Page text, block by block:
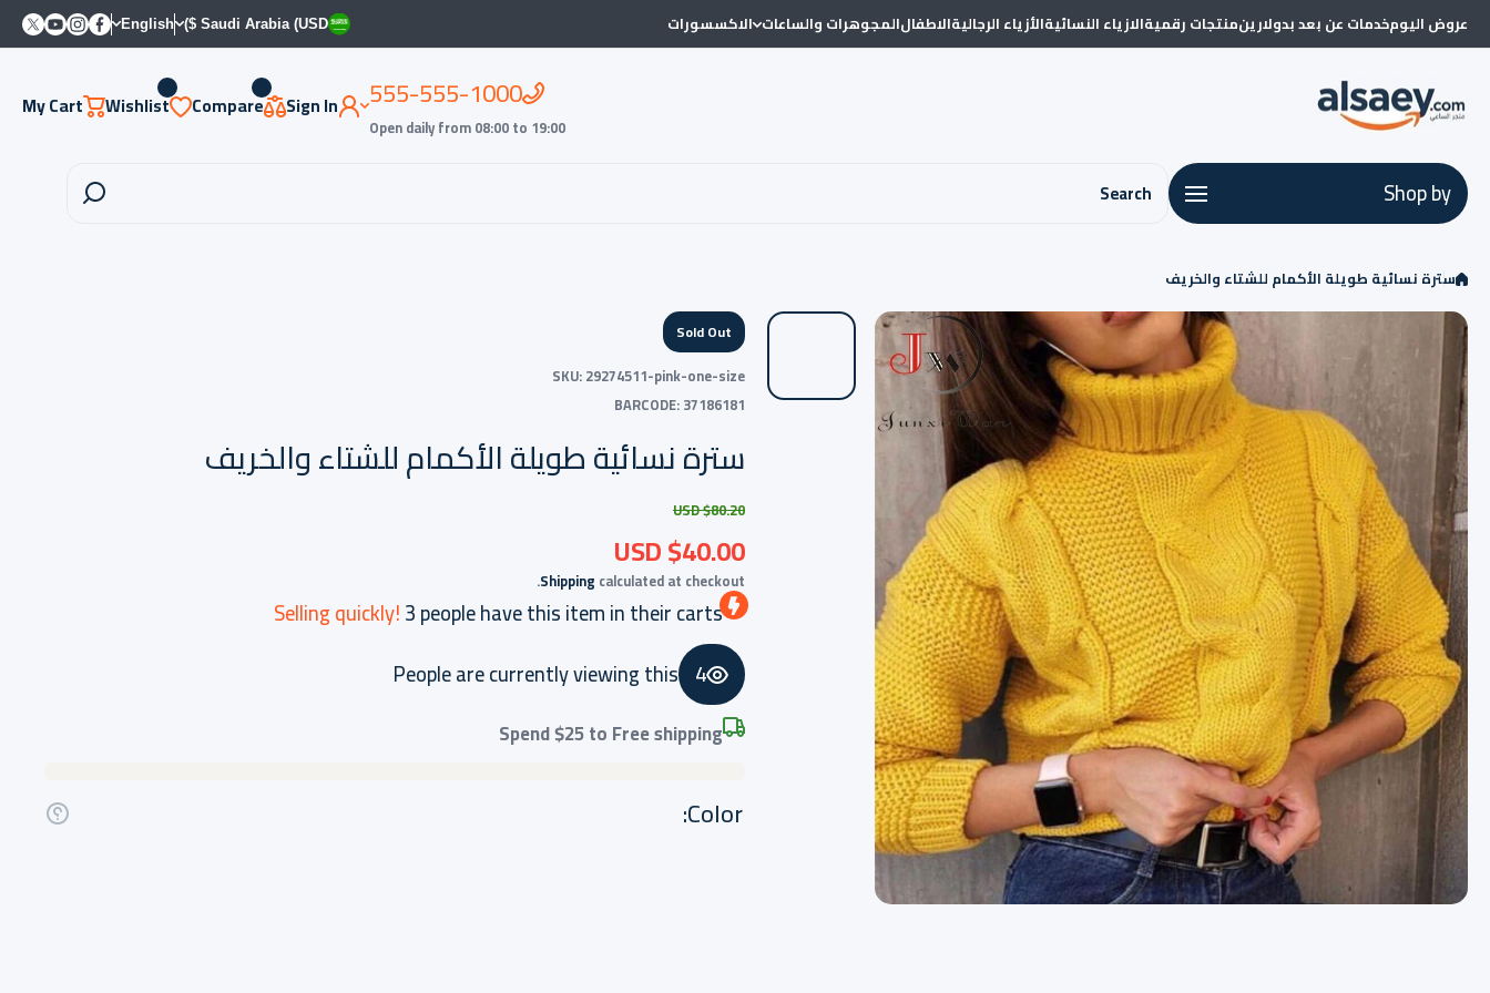
Skip to content
عروض اليومخدمات عن بعد بدولارينمنتجات رقميةالازياء النسائيةالأزياء الرجاليةالاطفالالمجوهرات والساعات الاكسسورات Saudi Arabia (USD $)
English
Facebook
Instagram
Youtube
555-555-1000
Open daily from 08:00 to 19:00
Sign In
Compare
Wishlist
My Cart
Shop by
Search
سترة نسائية طويلة الأكمام للشتاء والخريف
Sold Out
SKU:29274511-pink-one-size
BARCODE:37186181
سترة نسائية طويلة الأكمام للشتاء والخريف
$80.20 USD
$40.00 USD
Shipping calculated at checkout.
Selling quickly!3people have this item in their carts
4
People are currently viewing this
Spend$25to Free shipping
Color: